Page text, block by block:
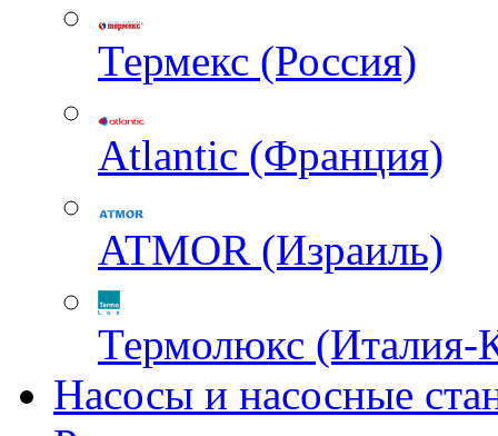
Термекс (Россия)
Atlantic (Франция)
ATMOR (Израиль)
Термолюкс (Италия-
Насосы и насосные